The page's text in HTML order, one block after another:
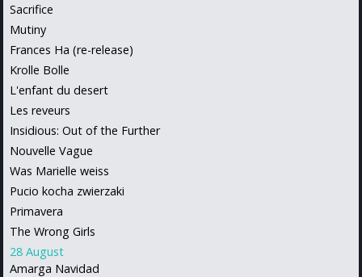
Sacrifice
Mutiny
Frances Ha (re-release)
Krolle Bolle
L'enfant du desert
Les reveurs
Insidious: Out of the Further
Nouvelle Vague
Was Marielle weiss
Pucio kocha zwierzaki
Primavera
The Wrong Girls
28 August
Amarga Navidad